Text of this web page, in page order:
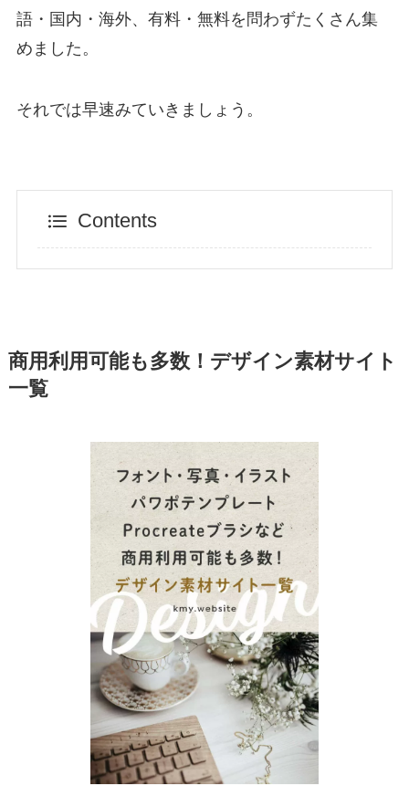
語・国内・海外、有料・無料を問わずたくさん集
めました。
それでは早速みていきましょう。
Contents
商用利用可能も多数！デザイン素材サイト
一覧